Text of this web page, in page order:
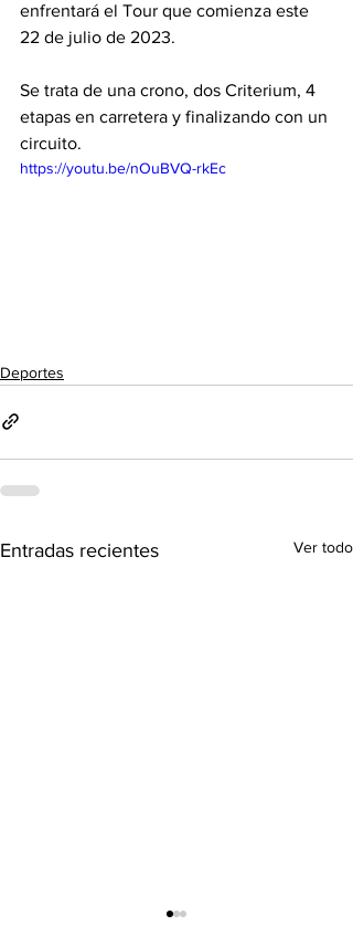
enfrentará el Tour que comienza este
22 de julio de 2023.
Se trata de una crono, dos Criterium, 4
etapas en carretera y finalizando con un
circuito.
https://youtu.be/nOuBVQ-rkEc
Deportes
Entradas recientes Ver todo